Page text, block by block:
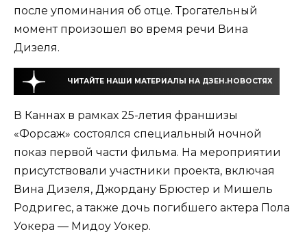
после упоминания об отце. Трогательный
момент произошел во время речи Вина
Дизеля.
ЧИТАЙТЕ НАШИ МАТЕРИАЛЫ НА ДЗЕН.НОВОСТЯХ
В Каннах в рамках 25-летия франшизы
«Форсаж» состоялся специальный ночной
показ первой части фильма. На мероприятии
присутствовали участники проекта, включая
Вина Дизеля, Джордану Брюстер и Мишель
Родригес, а также дочь погибшего актера Пола
Уокера — Мидоу Уокер.